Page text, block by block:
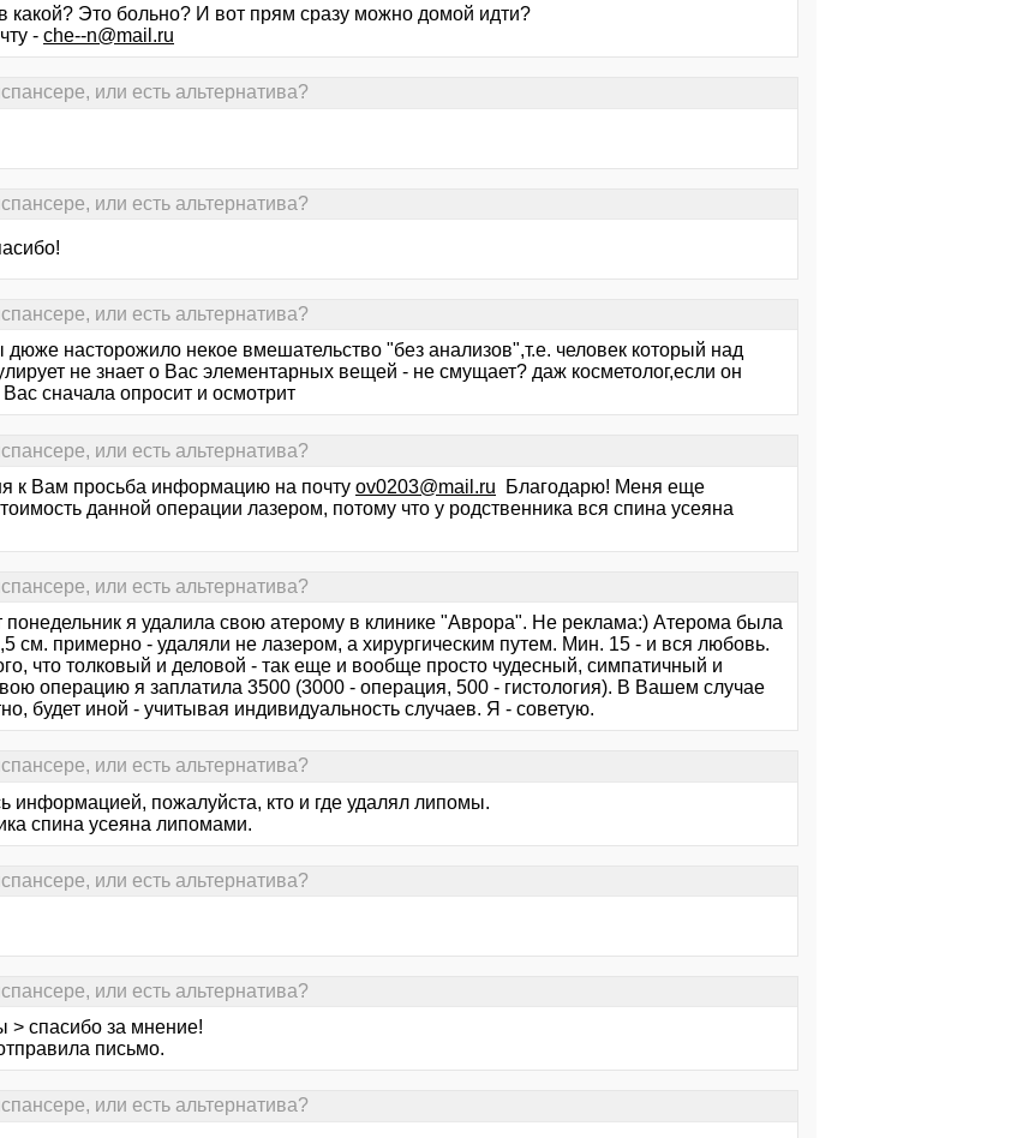
какой? Это больно? И вот прям сразу можно домой идти?
- che--n@mail.ru
или есть альтернатива?
или есть альтернатива?
или есть альтернатива?
насторожило некое вмешательство "без анализов",т.е. человек который над
не знает о Вас элементарных вещей - не смущает? даж косметолог,если он
сначала опросит и осмотрит
или есть альтернатива?
к Вам просьба информацию на почту ov0203@mail.ru Благодарю! Меня еще
данной операции лазером, потому что у родственника вся спина усеяна
или есть альтернатива?
понедельник я удалила свою атерому в клинике "Аврора". Не реклама:) Атерома была
см. примерно - удаляли не лазером, а хирургическим путем. Мин. 15 - и вся любовь.
что толковый и деловой - так еще и вообще просто чудесный, симпатичный и
операцию я заплатила 3500 (3000 - операция, 500 - гистология). В Вашем случае
будет иной - учитывая индивидуальность случаев. Я - советую.
или есть альтернатива?
информацией, пожалуйста, кто и где удалял липомы.
спина усеяна липомами.
или есть альтернатива?
или есть альтернатива?
> спасибо за мнение!
письмо.
или есть альтернатива?